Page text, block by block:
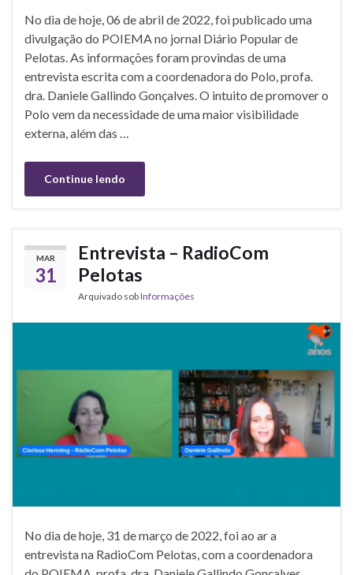
No dia de hoje, 06 de abril de 2022, foi publicado uma
divulgação do POIEMA no jornal Diário Popular de
Pelotas. As informações foram provindas de uma
entrevista escrita com a coordenadora do Polo, profa.
dra. Daniele Gallindo Gonçalves. O intuito de promover o
Polo vem da necessidade de uma maior visibilidade
externa, além das …
Continue lendo
MAR
31
Entrevista – RadioCom
Pelotas
Arquivado sobInformações
No dia de hoje, 31 de março de 2022, foi ao ar a
entrevista na RadioCom Pelotas, com a coordenadora